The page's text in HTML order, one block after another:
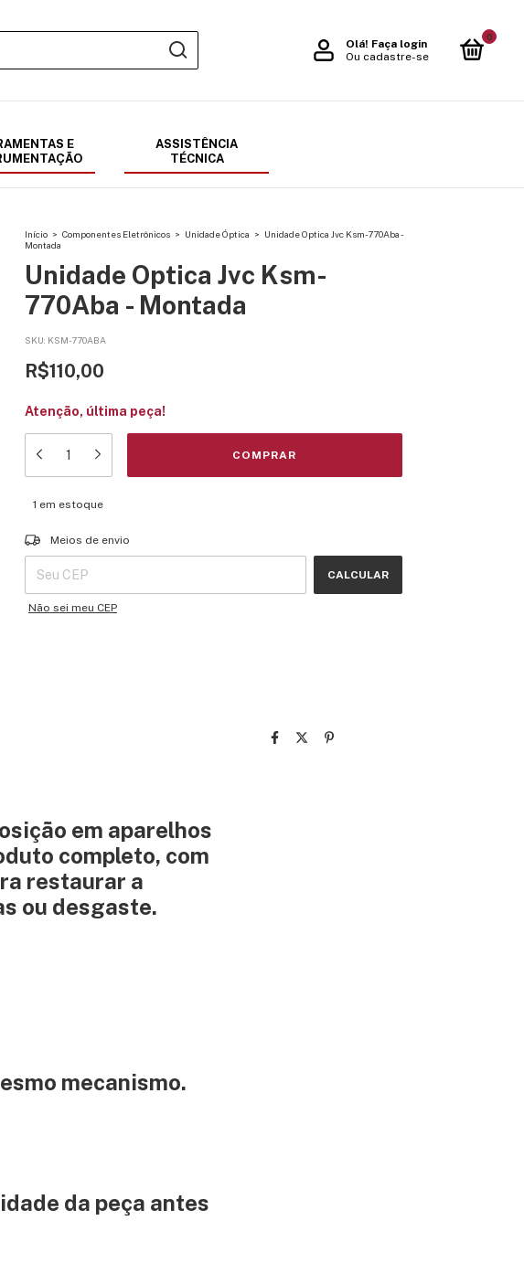
Olá! Faça login
Ou cadastre-se
0
E
ASSISTÊNCIA
TÉCNICA
Início > Componentes Eletrônicos > Unidade Óptica > Unidade Optica Jvc Ksm-770Aba -
Montada
Unidade Optica Jvc Ksm-
770Aba - Montada
SKU: KSM-770ABA
R$110,00
Atenção, última peça!
1 em estoque
Entregas para o CEP:
Meios de envio
CALCULAR
Não sei meu CEP
em aparelhos
completo, com
restaurar a
ou desgaste.
mecanismo.
da peça antes